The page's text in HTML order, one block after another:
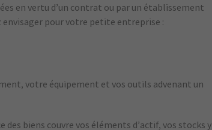
en vertu d’un contrat ou par un établissement
envisager pour votre petite entreprise :
votre équipement et vos outils advenant un
biens couvre vos éléments d’actif, vos stocks y